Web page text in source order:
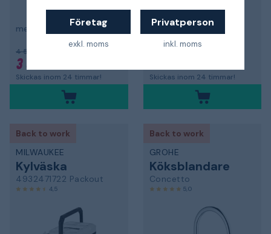
Företag
exkl. moms
Privatperson
inkl. moms
med alkaliska batterier
4 501 kr
3 825 kr
Skickas inom 24 timmar! Skickas inom 24 timmar!
Back to work
MILWAUKEE
Kylväska
4932471722 Packout
4,5
Back to work
GROHE
Köksblandare
Concetto
5,0